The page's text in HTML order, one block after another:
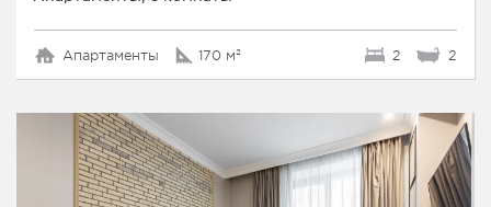
Апартаменты 170 м² 2 2